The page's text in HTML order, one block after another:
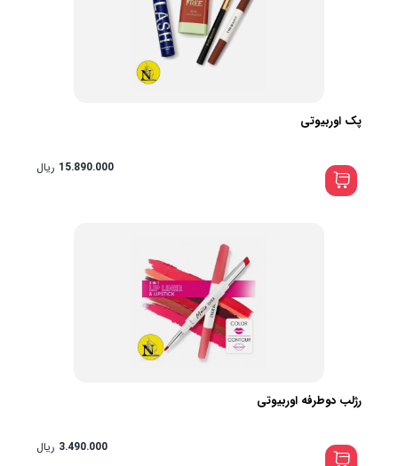
پک اوربیوتی
15.890.000 ریال
رژلب دوطرفه اوربیوتی
3.490.000 ریال